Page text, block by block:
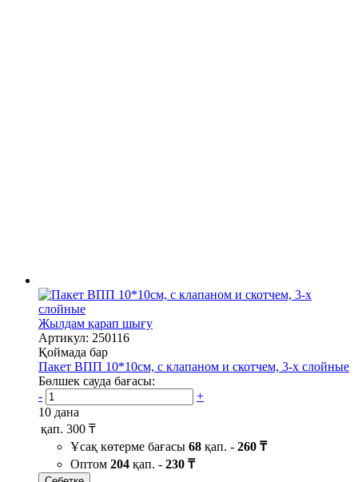
Жылдам қарап шығу
Артикул: 250116
Қоймада бар
Пакет ВПП 10*10см, с клапаном и скотчем, 3-х слойные
Бөлшек сауда бағасы:
-
+
10 дана
қап. 300 ₸
Ұсақ көтерме бағасы 68 қап. - 260 ₸
Оптом 204 қап. - 230 ₸